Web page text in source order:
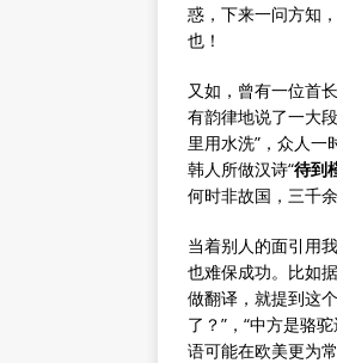
惑，下来一问方知
也！
又如，曾有一位首
有韵律地说了一大
里用水洗”，众人
韩人所做汉诗“待到
何时非故国，三千
当着别人的面引用
也难保成功。比如
做翻译，就提到这
了？”，“中方是骆
语可能在欧美更为